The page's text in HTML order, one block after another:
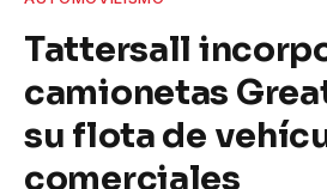
Tattersall
camionetas
su flota de
comerciales